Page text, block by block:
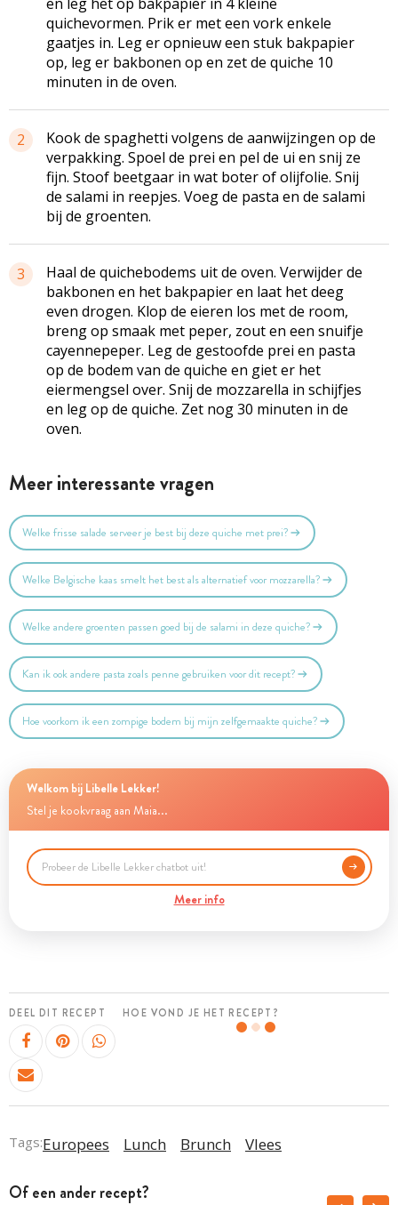
quichevormen. Prik er met een vork enkele
gaatjes in. Leg er opnieuw een stuk bakpapier
op, leg er bakbonen op en zet de quiche 10
minuten in de oven.
2
Kook de spaghetti volgens de aanwijzingen op de
verpakking. Spoel de prei en pel de ui en snij ze
fijn. Stoof beetgaar in wat boter of olijfolie. Snij
de salami in reepjes. Voeg de pasta en de salami
bij de groenten.
3
Haal de quichebodems uit de oven. Verwijder de
bakbonen en het bakpapier en laat het deeg
even drogen. Klop de eieren los met de room,
breng op smaak met peper, zout en een snuifje
cayennepeper. Leg de gestoofde prei en pasta
op de bodem van de quiche en giet er het
eiermengsel over. Snij de mozzarella in schijfjes
en leg op de quiche. Zet nog 30 minuten in de
oven.
Meer interessante vragen
Welke frisse salade serveer je best bij deze quiche met prei?
Welke Belgische kaas smelt het best als alternatief voor mozzarella?
Welke andere groenten passen goed bij de salami in deze quiche?
Kan ik ook andere pasta zoals penne gebruiken voor dit recept?
Hoe voorkom ik een zompige bodem bij mijn zelfgemaakte quiche?
Welkom bij Libelle Lekker!
Stel je kookvraag aan Maia...
Meer info
DEEL DIT RECEPT HOE VOND JE HET RECEPT?
Tags:Europees Lunch Brunch Vlees
Of een ander recept?